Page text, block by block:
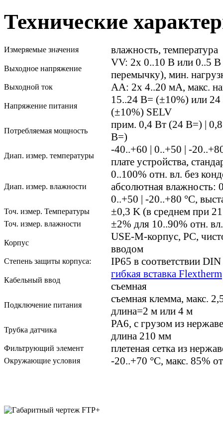
Технические
Измеряемые значения влажность, температура
Выходное напряжение
VV: 2x 0..10 В или 0..5 В
перемычку), мин.
Выходной ток AA: 2x 4..20 мА, макс.
Напряжение питания
15..24 В= (±10%) или
(±10%) SELV
Потребляемая мощность
прим. 0,4 Вт (24 В=) |
В=)
Диап. измер. температуры
-40..+60 | 0..+50 | -
плате устройства,
Диап. измер. влажности
0..100% отн. вл. без
абсолютная влажность:
0..+50 | -20..+80 °C,
Точ. измер. Температуры ±0,3 K (в среднем при
Точ. измер. влажности ±2% для 10..90% отн.
Корпус
USE-M-корпус, PC,
вводом
Степень защиты корпуса: IP65 в соответствии
Кабельный ввод
гибкая вставка Flextherm
съемная
Подключение питания
съемная клемма, макс.
длина=2 м или 4 м
Трубка датчика
PA6, с грузом из
длина 210 мм
Фильтрующий элемент плетеная сетка из
Окружающие условия -20..+70 °C, макс. 85%